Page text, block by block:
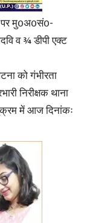
पर मु0अ0सं0-
व ¾ डीपी एक्ट
को गंभीरता
निरीक्षक थाना
में आज दिनांकः